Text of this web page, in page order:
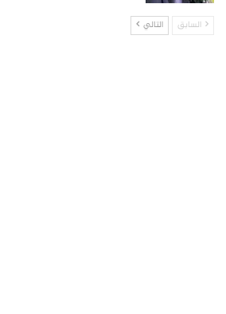
السابق التالي